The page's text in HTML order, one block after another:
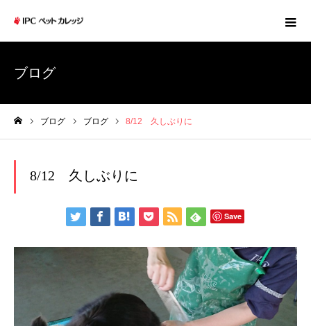
ブログ
ブログ ブログ 8/12 久しぶりに
8/12 久しぶりに
Save